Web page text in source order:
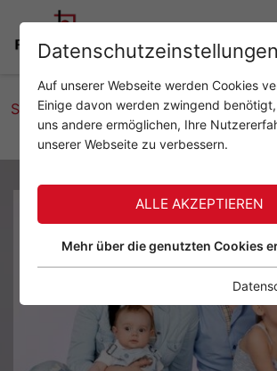
Startseite Familie
Datenschutzeinstellungen
Auf unserer Webseite werden Cookies
Einige davon werden zwingend
uns andere ermöglichen, Ihre
unserer Webseite zu verbessern.
ALLE AKZEPTIEREN
Mehr über die genutzten Cookies